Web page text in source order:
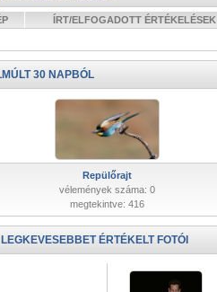
ÍRT/ELFOGADOTT ÉRTÉKELÉSEK
30 NAPBÓL
Repülőrajt
vélemények száma: 0
megtekintve: 416
ÉRTÉKELT FOTÓI